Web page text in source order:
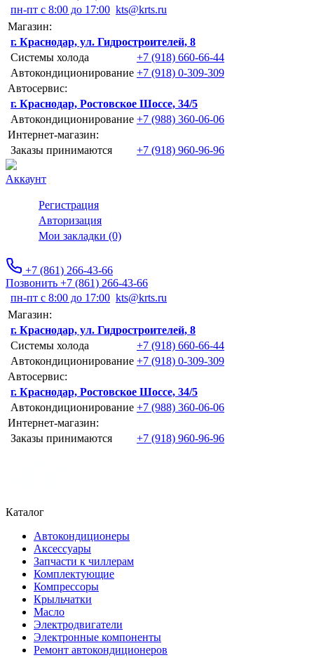
пн-пт с 8:00 до 17:00 kts@krts.ru
Магазин:
г. Краснодар, ул. Гидростроителей, 8
Системы холода
+7 (918) 660-66-44
Автокондиционирование +7 (918) 0-309-309
Автосервис:
г. Краснодар, Ростовское Шоссе, 34/5
Автокондиционирование +7 (988) 360-06-06
Интернет-магазин:
Заказы принимаются
+7 (918) 960-96-96
Аккаунт
Регистрация
Авторизация
Мои закладки (0)
+7 (861) 266-43-66
Позвонить +7 (861) 266-43-66
пн-пт с 8:00 до 17:00 kts@krts.ru
Магазин:
г. Краснодар, ул. Гидростроителей, 8
Системы холода
+7 (918) 660-66-44
Автокондиционирование +7 (918) 0-309-309
Автосервис:
г. Краснодар, Ростовское Шоссе, 34/5
Автокондиционирование +7 (988) 360-06-06
Интернет-магазин:
Заказы принимаются
+7 (918) 960-96-96
Каталог
Автокондиционеры
Аксессуары
Запчасти к чиллерам
Комплектующие
Компрессоры
Крыльчатки
Масло
Электродвигатели
Электронные компоненты
Ремонт автокондиционеров